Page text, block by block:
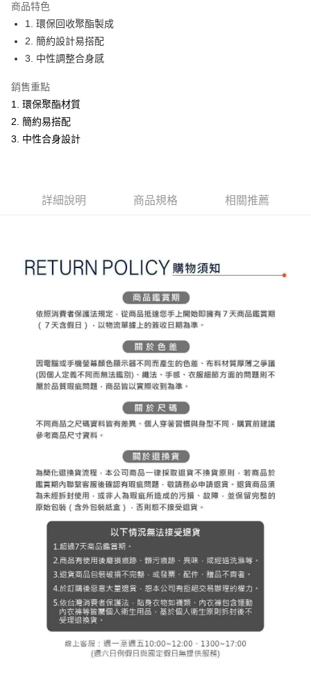
悠遊付
大哥付你分期
相關說明
1.本服務由台灣大哥大提供，台灣大哥大用戶可立即使用無須另外申請。
流程，驗證手機門號後，選擇欲分期的期數、繳款截止日，確認付款後即完
成交易。
3.實際核准額度、可分期數及費用金額請依後續交易確認頁面所載為準。
4.訂單成立30分鐘內，如未前往確認交易或遇審核未通過，訂單將自動取
1.分期款項不併入電信帳單，「大哥付你分期」於每月結算日後寄送繳費提
醒簡訊。
【注意事項】
1.本服務係由「台灣大哥大股份有限公司」（以下簡稱本公司）所提供，讓
買賣價金債權讓與本公司後，依約使用本公司帳單繳交帳款。
2.基於同意付款使用「大哥付你分期」之契約關係目的，商店將以您的個人
資料（包含姓名、電話或地址）提供予台灣大哥大進項蒐集、處理及利用，
3.完整用戶服務條款，請詳閱以下連結： https://oppay.tw/userRule
AFTEE先享後付
相關說明
AFTEE先享後付是「在收到商品之後才付款」的支付方式。 讓您購物簡單
便利好安心！
【「AFTEE先享後付」結帳流程】
ATM／網路銀行／等多元方式進行付款，方視為交易完成。
※ 請注意：結帳手續完成當下不需立刻繳費，但若您需要取消訂單，請聯絡
購買商品的店家。未經商家同意取消之訂單仍視為有效，需透過AFTEE先享
※ 交易是否成功請以「AFTEE先享後付 」之結帳頁面顯示為準，若有關於
是否繳費成功／繳費後需取消欲退款等相關疑問，請聯繫「AFTEE先享後付
https://netprotections.freshdesk.com/support/home
【注意事項】
１．透過由恩沛科技股份有限公司提供之「AFTEE先享後付」服務完成之交
易，需依本服務之必要範圍內提供個人資料，並將交易相關給付款項請求債
權轉讓予恩沛科技股份有限公司。
２．關於個人資料處理事宜，請瀏覽以下網址：
https://aftee.tw/terms/#terms3
３．未成年的使用者請事先徵得法定代理人或監護人之同意方可使用
「AFTEE先享後付」，若未經同意申辦者引起之損失，本公司不負相關責
４．使用「AFTEE先享後付」時，將依據個別帳號之用戶狀況，依本公司即
時審查核予不同之上限額度；若仍有額度不足之情形，本公司將視審查結果
請求用戶進行身份認證。
５．嚴禁一人註冊多個帳號或使用他人資訊註冊。若發現惡意使用之情形，
恩沛科技股份有限公司將有權停止該用戶之使用額度並採取法律行動。
ATM付款
每筆NT$80，滿NT$2,000(含以上)免運費
萊爾富取貨付款
每筆NT$80，滿NT$2,000(含以上)免運費
付款後萊爾富取貨
每筆NT$80，滿NT$2,000(含以上)免運費
7-11取貨付款
每筆NT$80，滿NT$2,000(含以上)免運費
每筆NT$80，滿NT$2,000(含以上)免運費
每筆NT$80，滿NT$2,000(含以上)免運費
離島宅配
每筆NT$280，滿NT$2,000(含以上)免運費
商品特色
1. 環保回收聚酯製成
2. 簡約設計易搭配
3. 中性調整合身感
銷售重點
1. 環保聚酯材質
2. 簡約易搭配
3. 中性合身設計
詳細說明 商品規格 相關推薦